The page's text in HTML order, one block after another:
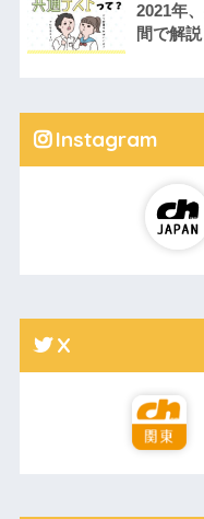
2021年
間で解説
Instagram
X